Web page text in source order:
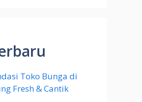
Toko Bunga di
Fresh & Cantik